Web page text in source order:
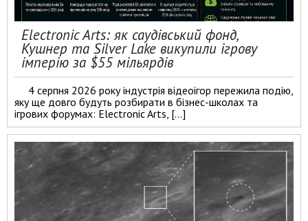
Electronic Arts: як саудівський фонд,
Кушнер та Silver Lake викупили ігрову
імперію за $55 мільярдів
4 серпня 2026 року індустрія відеоігор пережила подію,
яку ще довго будуть розбирати в бізнес-школах та
ігрових форумах: Electronic Arts, […]